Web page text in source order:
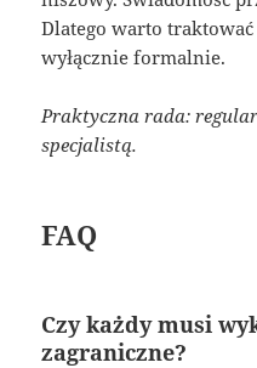
Dlatego warto
wyłącznie formalnie.
Praktyczna rada:
specjalistą.
FAQ
Czy każdy musi
zagraniczne?